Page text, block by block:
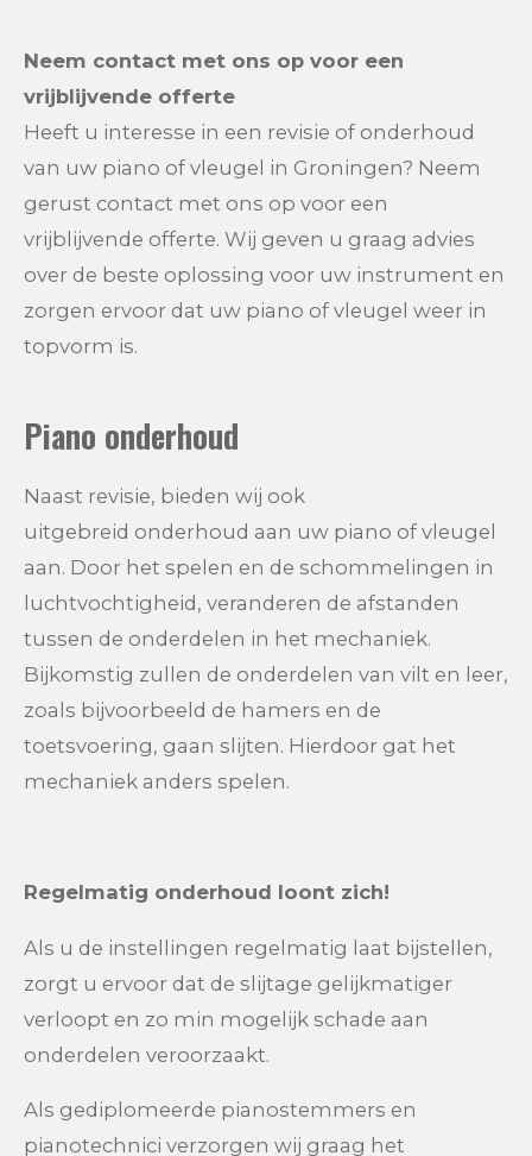
Neem contact met ons op voor een
vrijblijvende offerte
Heeft u interesse in een revisie of onderhoud
van uw piano of vleugel in Groningen? Neem
gerust contact met ons op voor een
vrijblijvende offerte. Wij geven u graag advies
over de beste oplossing voor uw instrument en
zorgen ervoor dat uw piano of vleugel weer in
topvorm is.
Piano onderhoud
Naast revisie, bieden wij ook
uitgebreid onderhoud aan uw piano of vleugel
aan. Door het spelen en de schommelingen in
luchtvochtigheid, veranderen de afstanden
tussen de onderdelen in het mechaniek.
Bijkomstig zullen de onderdelen van vilt en leer,
zoals bijvoorbeeld de hamers en de
toetsvoering, gaan slijten. Hierdoor gat het
mechaniek anders spelen.
Regelmatig onderhoud loont zich!
Als u de instellingen regelmatig laat bijstellen,
zorgt u ervoor dat de slijtage gelijkmatiger
verloopt en zo min mogelijk schade aan
onderdelen veroorzaakt.
Als gediplomeerde pianostemmers en
pianotechnici verzorgen wij graag het